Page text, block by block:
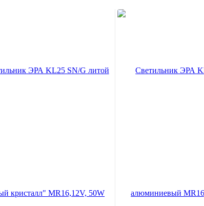
карте:323 руб. Цена по карте:219 руб.